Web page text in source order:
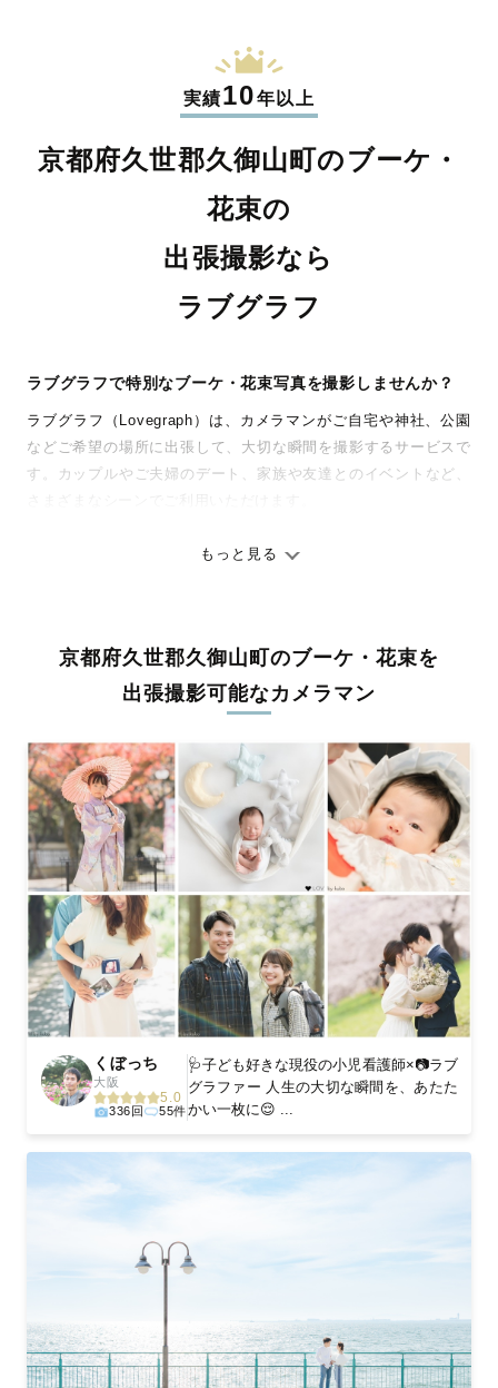
実績10年以上
京都府久世郡久御山町のブーケ・
花束の
出張撮影なら
ラブグラフ
ラブグラフで特別なブーケ・花束写真を撮影しませんか？
ラブグラフ（Lovegraph）は、カメラマンがご自宅や神社、公園
などご希望の場所に出張して、大切な瞬間を撮影するサービスで
す。カップルやご夫婦のデート、家族や友達とのイベントなど、
ありのままの空気感を大切に、何十年経っても見返したくなるよ
料金は全国どこでも一律。わかりやすく安心の価格設定です。オ
リジナルの研修と厳正な審査に合格し、撮影技術やホスピタリテ
ィを身につけたプロのカメラマンが全国47都道府県に在籍してい
験をお届けします。
丁寧なレタッチで思い出を美しく仕上げます
撮影後は、独自の編集技術で写真の明るさや色合いを丁寧に調
整。自然な雰囲気を残しつつも、おしゃれで洗練された仕上がり
に。きっと「こんな写真を撮ってほしかった！」と思える一枚に
出会えます。まずは、ラブグラフの撮影事例 をご覧ください。
もっと見る
京都府久世郡久御山町のブーケ・花束を
出張撮影可能なカメラマン
くぼっち
大阪
5.0
336回 55件
🩺子ども好きな現役の小児看護師×📷ラブ
グラファー 人生の大切な瞬間を、あたた
かい一枚に😌 ...